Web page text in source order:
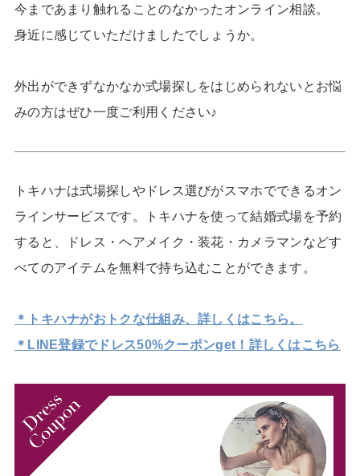
今まであまり触れることのなかったオンライン相談。
身近に感じていただけましたでしょうか。
外出ができずなかなか式場探しをはじめられないとお悩
みの方はぜひ一度ご利用ください♪
トキハナは式場探しやドレス選びがスマホでできるオン
ラインサービスです。トキハナを使って結婚式場を予約
すると、ドレス・ヘアメイク・装花・カメラマンなどす
べてのアイテムを無料で持ち込むことができます。
＊トキハナがおトクな仕組み、詳しくはこちら。
＊LINE登録でドレス50%クーポンget！詳しくはこちら